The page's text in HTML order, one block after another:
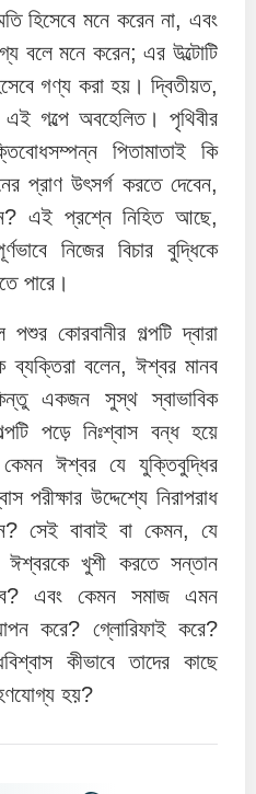
হিসেবে মনে করেন না, এবং
বলে মনে করেন; এর উল্টোটি
গণ্য করা হয়। দ্বিতীয়ত,
গল্পে অবহেলিত। পৃথিবীর
পিতামাতাই কি
প্রাণ উৎসর্গ করতে দেবেন,
এই প্রশ্নে নিহিত আছে,
নিজের বিচার বুদ্ধিকে
পারে।
কোরবানীর গল্পটি দ্বারা
ব্যক্তিরা বলেন, ঈশ্বর মানব
একজন সুস্থ স্বাভাবিক
পড়ে নিঃশ্বাস বন্ধ হয়ে
ঈশ্বর যে যুক্তিবুদ্ধির
পরীক্ষার উদ্দেশ্যে নিরাপরাধ
সেই বাবাই বা কেমন, যে
ঈশ্বরকে খুশী করতে সন্তান
এবং কেমন সমাজ এমন
করে? গ্লোরিফাই করে?
কীভাবে তাদের কাছে
হয়?